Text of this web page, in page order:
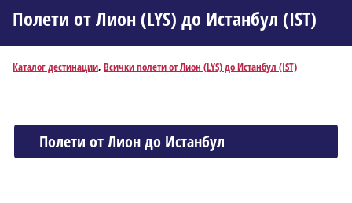
Полети от Лион (LYS) до Истанбул (IST)
Каталог дестинации, Всички полети от Лион (LYS) до Истанбул (IST)
Полети от Лион до Истанбул